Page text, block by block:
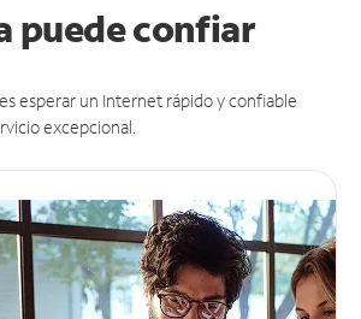
puedeconfiar
esperar un Internet rápido y confiable
excepcional.